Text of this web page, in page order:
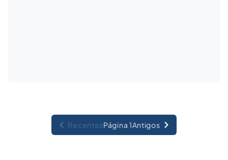
RecentesPágina 1Antigos